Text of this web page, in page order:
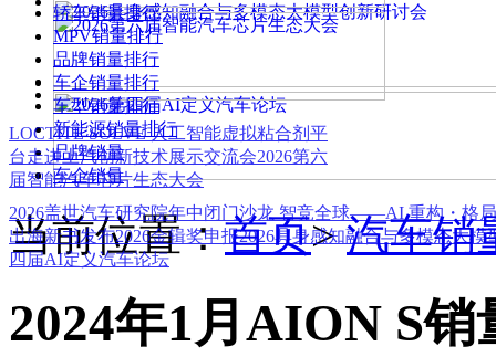
2026盖世汽车研究院年中闭门沙龙 智竞全球——AI 重构・格
出海新书发布2026金辑奖申报2026具身感知融合与多模态大模
四届AI定义汽车论坛
LOCTITE SOLVE 人工智能虚拟粘合剂平
台走进上汽创新技术展示交流会2026第六
届智能汽车芯片生态大会
轿车销量排行
MPV销量排行
品牌销量排行
车企销量排行
车型销量排行
新能源销量排行
品牌销量
车企销量
当前位置：首页>汽车销
2024年1月AION S销